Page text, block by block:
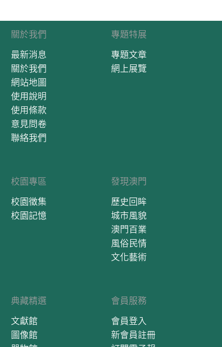
關於我們
最新消息
關於我們
網站地圖
使用說明
使用條款
意見問卷
聯絡我們
專題特展
專題文章
網上展覽
校園專區
校園徵集
校園記憶
發現澳門
歷史回眸
城市風貌
澳門百業
風俗民情
文化藝術
典藏精選
文獻館
圖像館
會員服務
會員登入
新會員註冊